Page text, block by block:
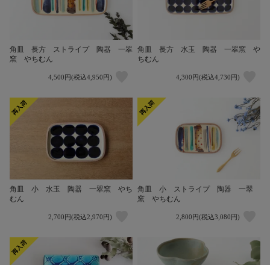
角皿 長方 ストライプ 陶器 一翠
窯 やちむん
4,500円(税込4,950円)
角皿 長方 水玉 陶器 一翠窯 や
ちむん
4,300円(税込4,730円)
角皿 小 水玉 陶器 一翠窯 やち
むん
2,700円(税込2,970円)
角皿 小 ストライプ 陶器 一翠
窯 やちむん
2,800円(税込3,080円)